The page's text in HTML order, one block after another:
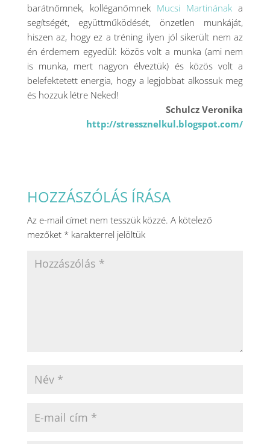
barátnőmnek, kolléganőmnek Mucsi Martinának a
segítségét, együttműködését, önzetlen munkáját,
hiszen az, hogy ez a tréning ilyen jól sikerült nem az
én érdemem egyedül: közös volt a munka (ami nem
is munka, mert nagyon élveztük) és közös volt a
belefektetett energia, hogy a legjobbat alkossuk meg
és hozzuk létre Neked!
Schulcz Veronika
http://stressznelkul.blogspot.com/
HOZZÁSZÓLÁS ÍRÁSA
Az e-mail címet nem tesszük közzé. A kötelező
mezőket *karakterrel jelöltük